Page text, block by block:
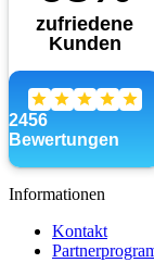
Informationen
Kontakt